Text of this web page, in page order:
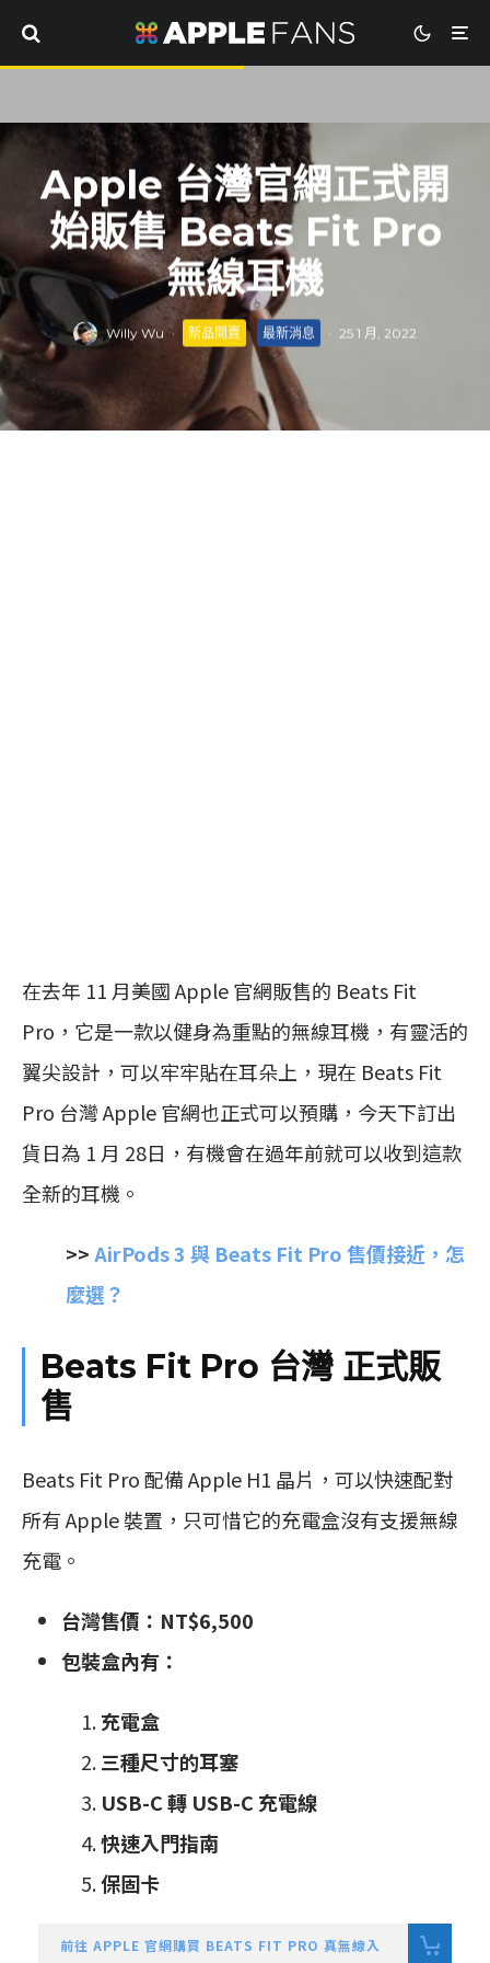
Apple 台灣官網正式開
始販售 Beats Fit Pro
無線耳機
Willy Wu · 新品開賣 最新消息 · 25 1 月, 2022
在去年 11 月美國 Apple 官網販售的 Beats Fit
Pro，它是一款以健身為重點的無線耳機，有靈活的
翼尖設計，可以牢牢貼在耳朵上，現在 Beats Fit
Pro 台灣 Apple 官網也正式可以預購，今天下訂出
貨日為 1 月 28日，有機會在過年前就可以收到這款
全新的耳機。
>>AirPods 3 與 Beats Fit Pro 售價接近，怎
麼選？
Beats Fit Pro 台灣 正式販
售
Beats Fit Pro 配備 Apple H1 晶片，可以快速配對
所有 Apple 裝置，只可惜它的充電盒沒有支援無線
充電。
台灣售價：NT$6,500
包裝盒內有：
充電盒
三種尺寸的耳塞
USB-C 轉 USB-C 充電線
快速入門指南
保固卡
前往 APPLE 官網購買 BEATS FIT PRO 真無線入